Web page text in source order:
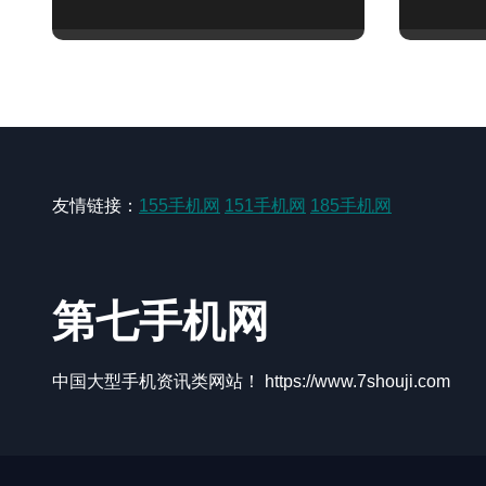
友情链接： 155手机网 151手机网 185手机网
第七手机网
中国大型手机资讯类网站！ https://www.7shouji.com